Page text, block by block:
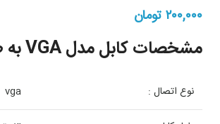
۲۰۰,۰۰۰ تومان
مشخصات کابل مدل VGA به طول 3 متر
نوع اتصال : vga